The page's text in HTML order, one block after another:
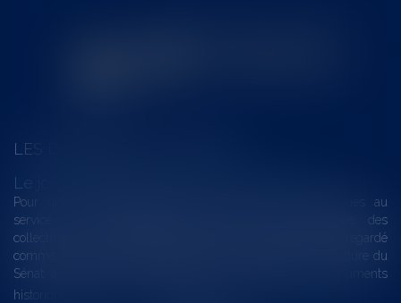
LES DERNIÈRES ACTUALITÉS
Le joug léger des monuments historiques
Pour une gestion patrimoniale des monuments historiques au
service du développement économique et touristique des
collectivités Le monument historique a longtemps été regardé
comme une charge. Le rapport que la commission de la culture du
Sénat a consacré, en juillet 2026, à la gestion des monuments
historiques invite à y voir aussi une ressour...